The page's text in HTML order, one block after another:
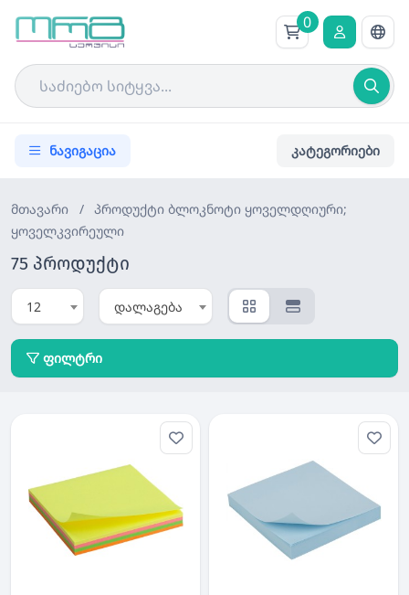
0
ნავიგაცია კატეგორიები
მთავარი / პროდუქტი ბლოკნოტი ყოველდღიური;
ყოველკვირეული
75 პროდუქტი
12 დალაგება
ფილტრი